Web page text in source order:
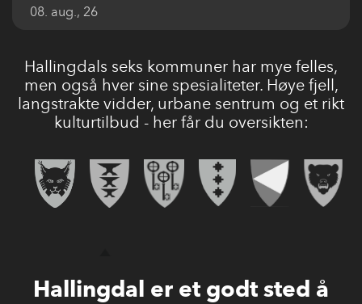
08. aug., 26
Hallingdals seks kommuner har mye felles,
men også hver sine spesialiteter. Høye fjell,
langstrakte vidder, urbane sentrum og et rikt
kulturtilbud - her får du oversikten:
Hallingdal er et godt sted å